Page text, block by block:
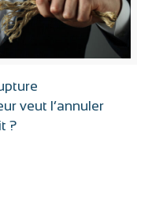
veut l’annuler
?